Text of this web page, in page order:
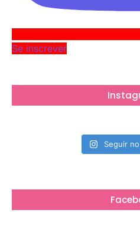
Se inscrever
Seguir